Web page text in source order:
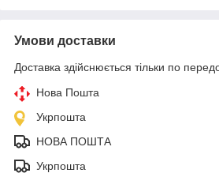
Умови доставки
Доставка здійснюється тільки по
Нова Пошта
Укрпошта
НОВА ПОШТА
Укрпошта